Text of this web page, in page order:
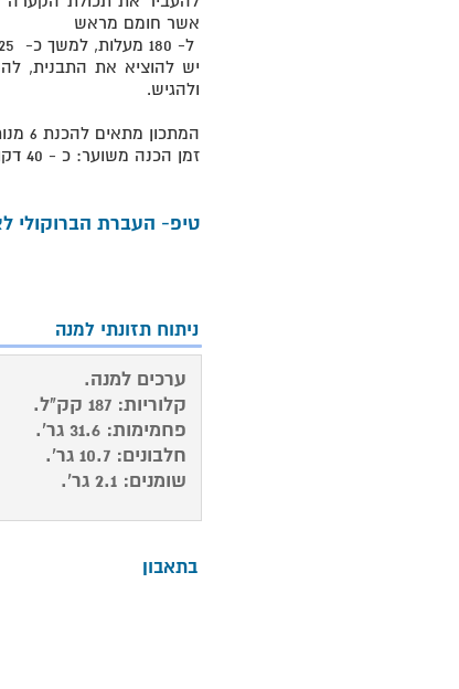
כלשהו בתוכן עמוד זה, ללא אישור
רפואית , כתחליף לעצה רפואית או כתחליף
תרופות ואינם תחליף לתרופות. כל העושה
על דעת עצמו ועל אחריותו בלבד!
אשר חומם מראש
ל- 180 מעלות, למשך כ- 25 דקות.
יש להוציא את התבנית,
ולהגיש.
המתכון מתאים להכנת 6 מנות אישיות.
זמן הכנה משוער: כ - 40 דקות.
טיפ- העברת הברוקולי
ניתוח תזונתי למנה
ערכים למנה.
קלוריות: 187 קק"ל.
פחמימות: 31.6 גר'.
חלבונים: 10.7 גר'.
שומנים: 2.1 גר'.
בתאבון